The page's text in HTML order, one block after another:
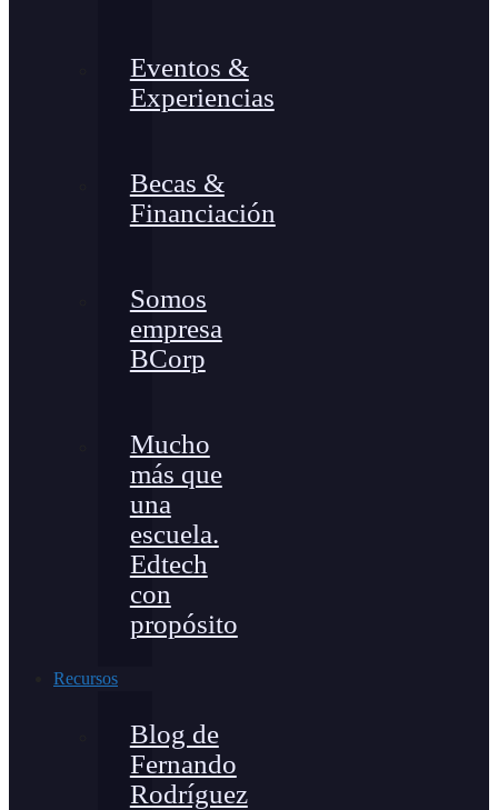
Eventos &
Experiencias
Becas &
Financiación
Somos
empresa
BCorp
Mucho
más que
una
escuela.
Edtech
con
propósito
Recursos
Blog de
Fernando
Rodríguez